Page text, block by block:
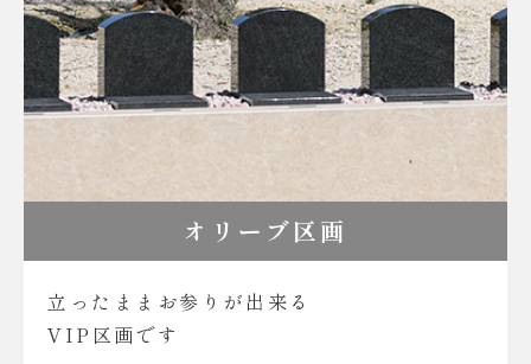
オリーブ区画
立ったままお参りが出来る
VIP区画です